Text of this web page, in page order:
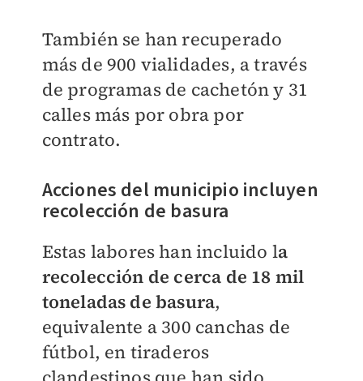
También se han recuperado
más de 900 vialidades, a través
de programas de cachetón y 31
calles más por obra por
contrato.
Acciones del municipio incluyen
recolección de basura
Estas labores han incluido la
recolección de cerca de 18 mil
toneladas de basura,
equivalente a 300 canchas de
fútbol, en tiraderos